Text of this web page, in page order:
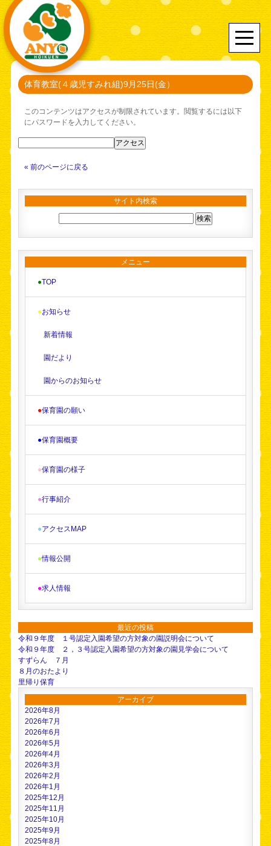
体育教室(４歳児すみれ組)9月25日(金）
このコンテンツはアクセスが制限されています。閲覧するには以下
にパスワードを入力してください。
« 前のページに戻る
サイト内検索
メニュー
●TOP
●お知らせ
新着情報
園だより
園からのお知らせ
●保育園の願い
●保育園概要
●保育園の様子
●行事紹介
●アクセスMAP
●情報公開
●求人情報
最近の投稿
令和９年度 １号認定入園希望の方対象の園説明会について
令和９年度 ２，３号認定入園希望の方対象の園見学会について
すずらん ７月
８月のおたより
里帰り保育
アーカイブ
2026年8月
2026年7月
2026年6月
2026年5月
2026年4月
2026年3月
2026年2月
2026年1月
2025年12月
2025年11月
2025年10月
2025年9月
2025年8月